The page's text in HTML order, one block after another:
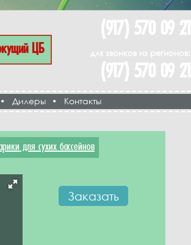
ЦБ
(917) 570 09 21
для звонков из регионов:
(917) 570 09 21
• Дилеры • Контакты
для сухих бассейнов
Заказать